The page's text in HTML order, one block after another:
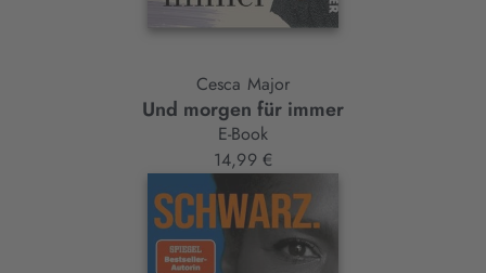
Cesca Major
Und morgen für immer
E-Book
14,99 €